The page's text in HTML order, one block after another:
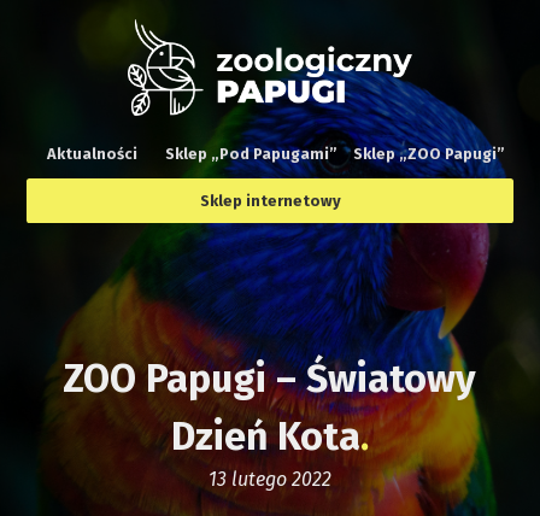
Aktualności Sklep „Pod Papugami” Sklep „ZOO Papugi”
Sklep internetowy
ZOO Papugi – Światowy
Dzień Kota
13 lutego 2022